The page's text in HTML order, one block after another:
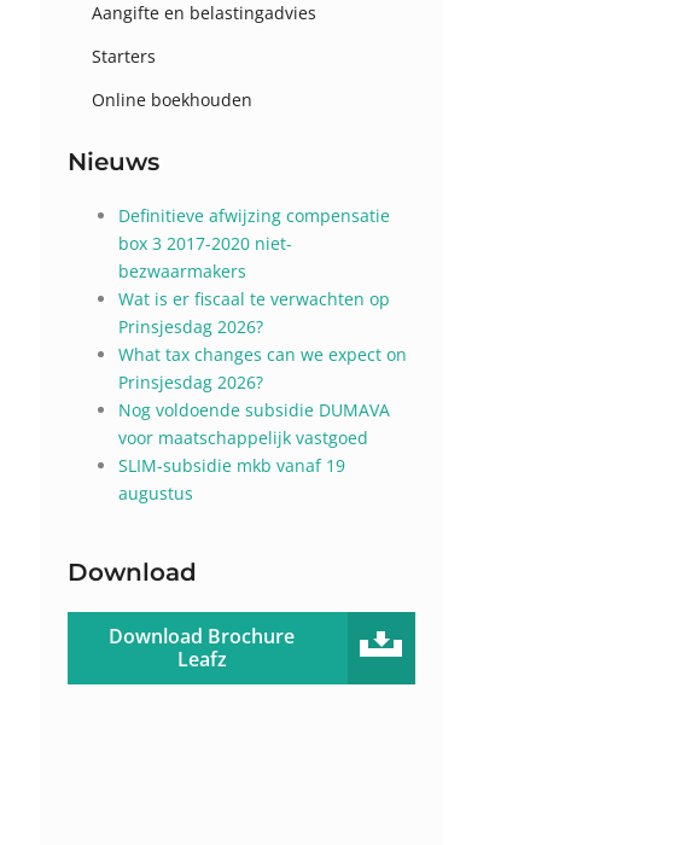
Aangifte en belastingadvies
Starters
Online boekhouden
Nieuws
Definitieve afwijzing compensatie
box 3 2017-2020 niet-
bezwaarmakers
Wat is er fiscaal te verwachten op
Prinsjesdag 2026?
What tax changes can we expect on
Prinsjesdag 2026?
Nog voldoende subsidie DUMAVA
voor maatschappelijk vastgoed
SLIM-subsidie mkb vanaf 19
augustus
Download
Download Brochure
Leafz